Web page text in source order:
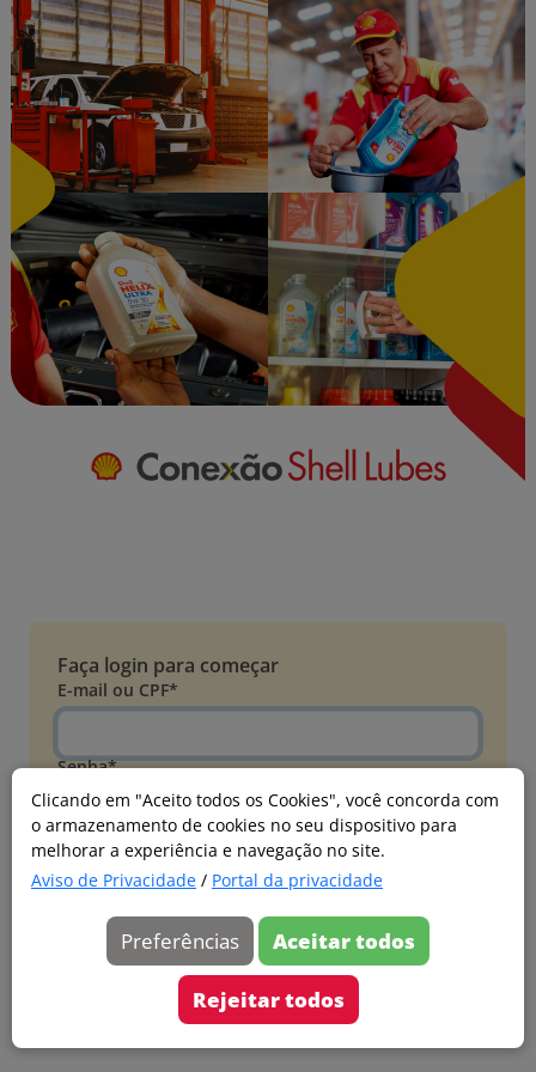
Clicando em "Aceito todos os Cookies", você concorda com
o armazenamento de cookies no seu dispositivo para
melhorar a experiência e navegação no site.
Aviso de Privacidade / Portal da privacidade
Preferências Aceitar todos
Rejeitar todos
Faça login para começar
E-mail ou CPF*
Senha*
Esqueci minha senha
Entrar
Acessar com Microsoft
Ainda não faz parte?
Cadastre-se
Versão 20260805.7